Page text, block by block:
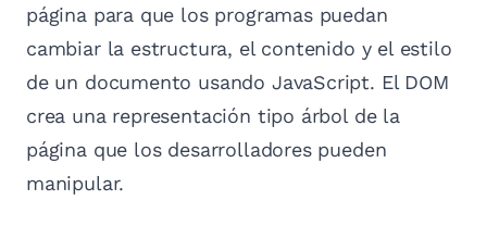
página para que los programas puedan
cambiar la estructura, el contenido y el estilo
de un documento usando JavaScript. El DOM
crea una representación tipo árbol de la
página que los desarrolladores pueden
manipular.